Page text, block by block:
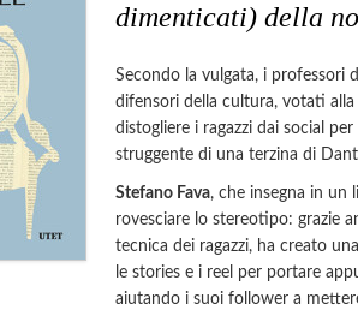
dimenticati) della
Secondo la vulgata, i professori
difensori della cultura, votati alla
distogliere i ragazzi dai social
struggente di una terzina di
Stefano Fava, che insegna in un
rovesciare lo stereotipo: grazie
tecnica dei ragazzi, ha creato
le stories e i reel per portare
aiutando i suoi follower a